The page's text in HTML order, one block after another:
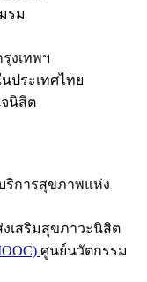
รม
งเทพฯ
ประเทศไทย
นิสิต
ริการสุขภาพแห่ง
เสริมสุขภาวะนิสิต
ศูนย์นวัตกรรม